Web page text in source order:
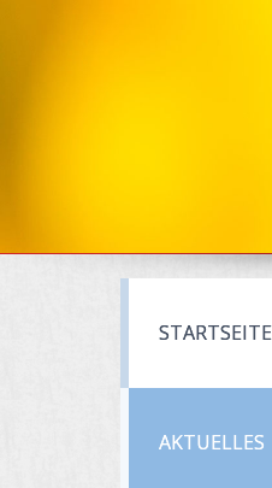
STARTSEITE
AKTUELLES